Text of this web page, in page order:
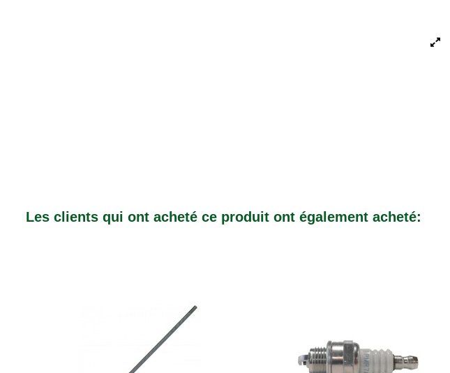
Les clients qui ont acheté ce produit ont également acheté: